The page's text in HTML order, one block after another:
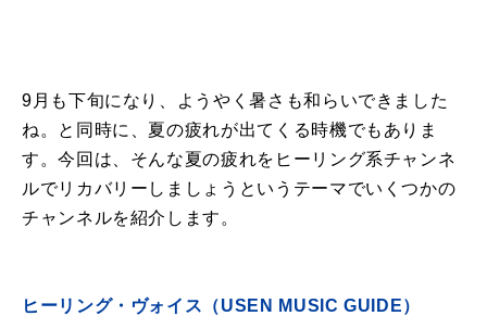
9月も下旬になり、ようやく暑さも和らいできました
ね。と同時に、夏の疲れが出てくる時機でもありま
す。今回は、そんな夏の疲れをヒーリング系チャンネ
ルでリカバリーしましょうというテーマでいくつかの
チャンネルを紹介します。
ヒーリング・ヴォイス（USEN MUSIC GUIDE）